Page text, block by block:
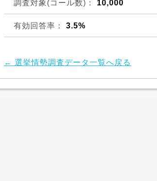
調査対象(コール数)： 10,000
有効回答率： 3.5%
← 選挙情勢調査データ一覧へ戻る